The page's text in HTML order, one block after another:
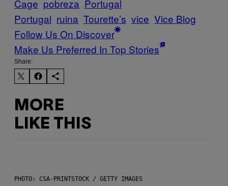
Cage pobreza Portugal
Portugal ruina Tourette’s vice Vice Blog
Follow Us On Discover
Make Us Preferred In Top Stories
Share:
MORE
LIKE THIS
PHOTO: CSA-PRINTSTOCK / GETTY IMAGES